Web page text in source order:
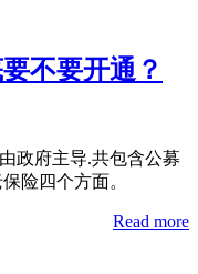
不要开通？
政府主导.共包含公募
险四个方面。
Read more